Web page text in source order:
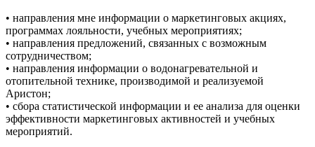
• направления мне информации о маркетинговых акциях,
программах лояльности, учебных мероприятиях;
• направления предложений, связанных с возможным
сотрудничеством;
• направления информации о водонагревательной и
отопительной технике, производимой и реализуемой
Аристон;
• сбора статистической информации и ее анализа для оценки
эффективности маркетинговых активностей и учебных
мероприятий.